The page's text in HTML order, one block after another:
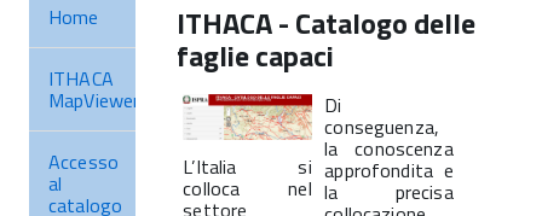
Home
ITHACA
MapViewer
Accesso
al
catalogo
ITHACA - Catalogo delle
faglie capaci
L’Italia si
colloca nel
settore
Di
conseguenza,
la conoscenza
approfondita e
la precisa